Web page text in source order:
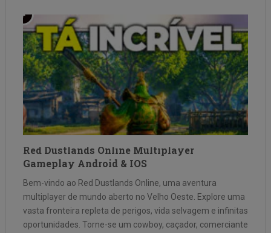
Red Dustlands Online Multiplayer
Gameplay Android & IOS
Bem-vindo ao Red Dustlands Online, uma aventura
multiplayer de mundo aberto no Velho Oeste. Explore uma
vasta fronteira repleta de perigos, vida selvagem e infinitas
oportunidades. Torne-se um cowboy, caçador, comerciante